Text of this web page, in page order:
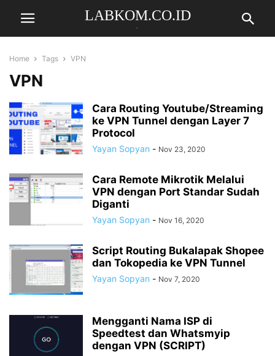
LABKOM.CO.ID
Home Tags VPN
VPN
Cara Routing Youtube/Streaming
ke VPN Tunnel dengan Layer 7
Protocol
Yayan Sopyan - Nov 23, 2020
Cara Remote Mikrotik Melalui
VPN dengan Port Standar Sudah
Diganti
Yayan Sopyan - Nov 16, 2020
Script Routing Bukalapak Shopee
dan Tokopedia ke VPN Tunnel
Yayan Sopyan - Nov 7, 2020
Mengganti Nama ISP di
Speedtest dan Whatsmyip
dengan VPN (SCRIPT)